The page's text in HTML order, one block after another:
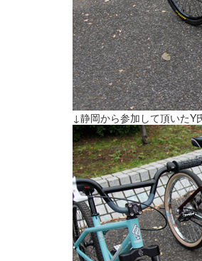
↓静岡から参加して頂いたY